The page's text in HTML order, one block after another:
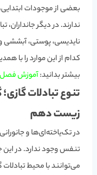
بعضی از موجودات ابتدایی،
ندارند. در دیگر
نایدیسی، پوستی،
کدام از این موارد را با
بیشتر بدانید:آموزش
تنوع تبادلات
زیست دهم
در تک‌یاخته‌ای‌ها و
تنفس وجود ندارد. در این
می‌توانند با محیط